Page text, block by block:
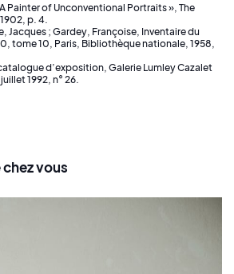
Painter of Unconventional Portraits », The
p. 4.
Jacques ; Gardey, Françoise, Inventaire du
tome 10, Paris, Bibliothèque nationale, 1958,
d’exposition, Galerie Lumley Cazalet
1992, n° 26.
vous